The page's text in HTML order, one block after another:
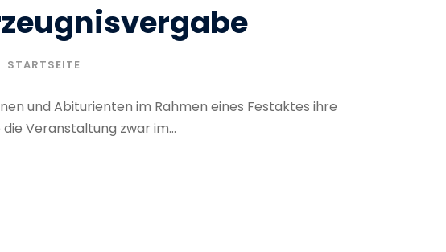
STARTSEITE
und Abiturienten im Rahmen eines Festaktes ihre
Veranstaltung zwar im...